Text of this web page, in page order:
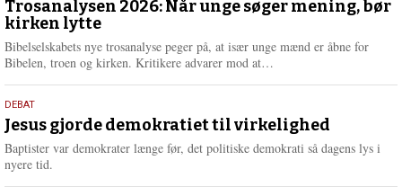
e
juni
2026
Trosanalysen 2026: Når unge søger mening, bør
kirken lytte
Bibelselskabets nye trosanalyse peger på, at især unge mænd er åbne for
Bibelen, troen og kirken. Kritikere advarer mod at…
e
e
18.
maj
2026
DEBAT
Jesus gjorde demokratiet til virkelighed
Baptister var demokrater længe før, det politiske demokrati så dagens lys i
nyere tid.